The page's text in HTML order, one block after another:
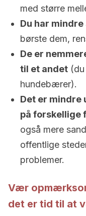
med større
Du har
børste dem,
De er
til et andet
hundebærer).
Det er mindre
på forskellige
også mere
offentlige
problemer.
Vær
det er tid til at